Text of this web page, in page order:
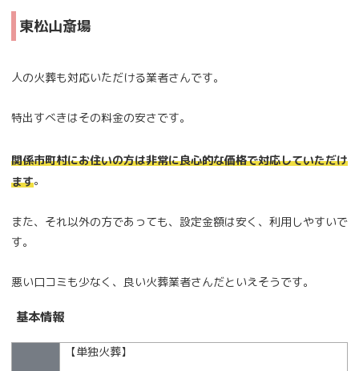
東松山斎場
人の火葬も対応いただける業者さんです。
特出すべきはその料金の安さです。
関係市町村にお住いの方は非常に良心的な価格で対応していただけ
ます。
また、それ以外の方であっても、設定金額は安く、利用しやすいで
す。
悪い口コミも少なく、良い火葬業者さんだといえそうです。
基本情報
【単独火葬】